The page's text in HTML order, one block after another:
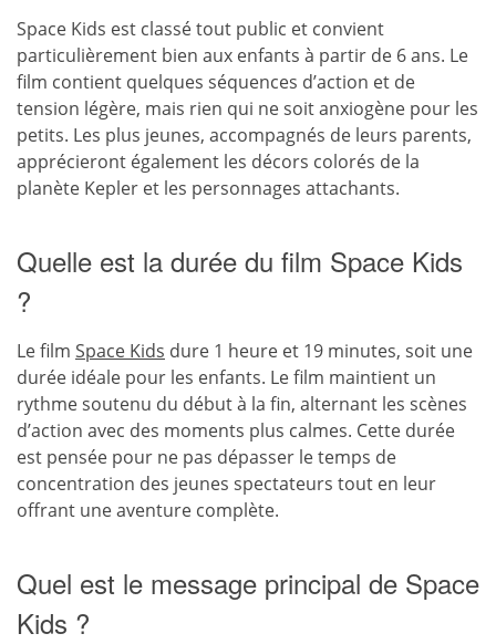
Space Kids est classé tout public et convient
particulièrement bien aux enfants à partir de 6 ans. Le
film contient quelques séquences d’action et de
tension légère, mais rien qui ne soit anxiogène pour les
petits. Les plus jeunes, accompagnés de leurs parents,
apprécieront également les décors colorés de la
planète Kepler et les personnages attachants.
Quelle est la durée du film Space Kids
?
Le film Space Kids dure 1 heure et 19 minutes, soit une
durée idéale pour les enfants. Le film maintient un
rythme soutenu du début à la fin, alternant les scènes
d’action avec des moments plus calmes. Cette durée
est pensée pour ne pas dépasser le temps de
concentration des jeunes spectateurs tout en leur
offrant une aventure complète.
Quel est le message principal de Space
Kids ?